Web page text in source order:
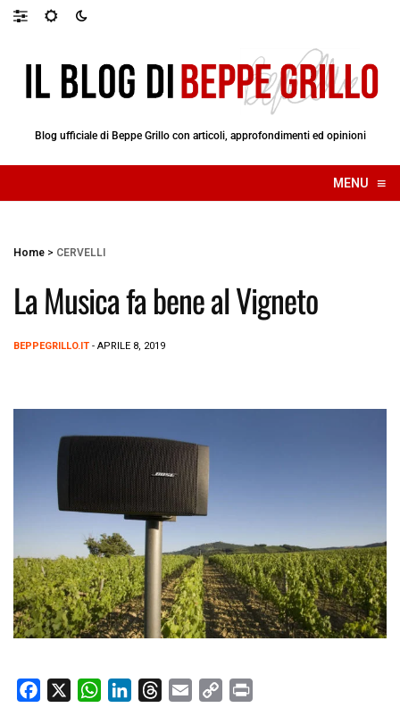
Blog ufficiale di Beppe Grillo con articoli, approfondimenti ed opinioni
MENU ≡
☰
Home > CERVELLI
La Musica fa bene al Vigneto
BEPPEGRILLO.IT - APRILE 8, 2019
W